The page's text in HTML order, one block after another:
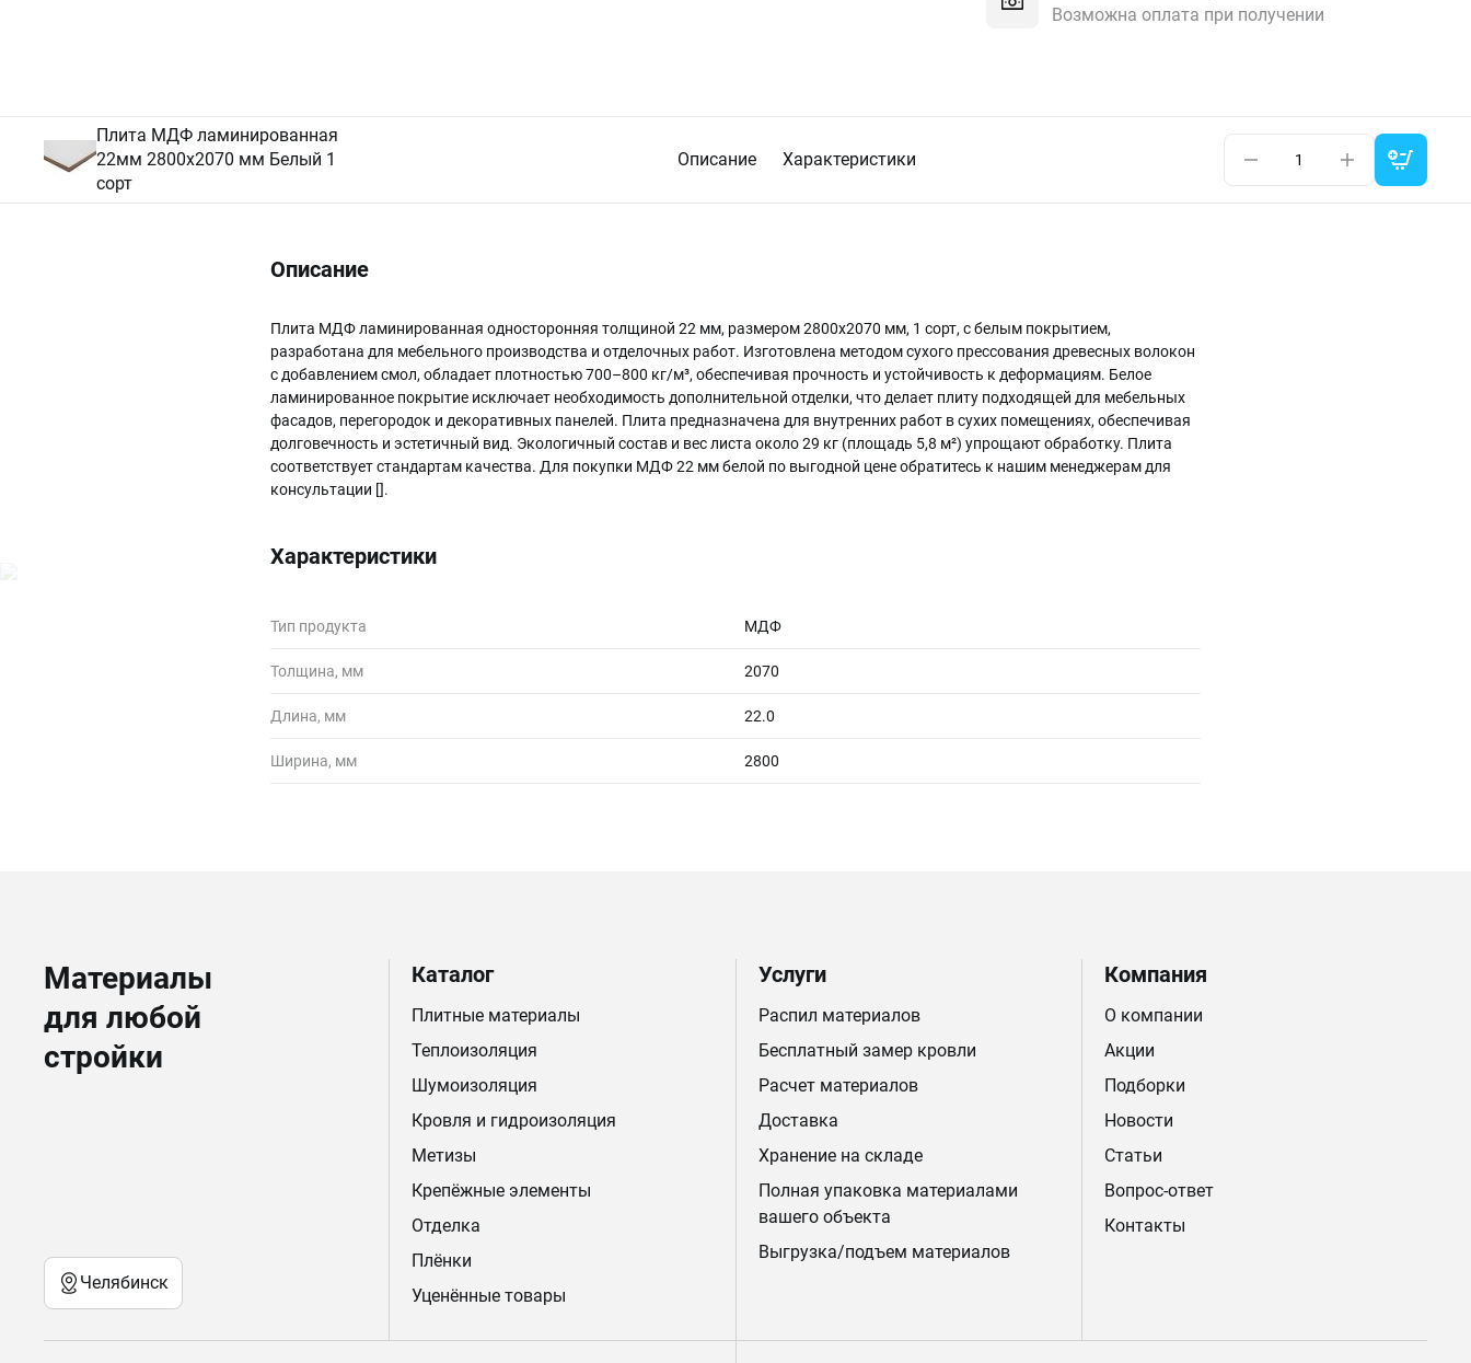
Возможна оплата при получении
Плита МДФ ламинированная
22мм 2800х2070 мм Белый 1
сорт
Описание Характеристики
Описание
Плита МДФ ламинированная односторонняя толщиной 22 мм, размером 2800х2070 мм, 1 сорт, с белым покрытием,
разработана для мебельного производства и отделочных работ. Изготовлена методом сухого прессования древесных волокон
с добавлением смол, обладает плотностью 700–800 кг/м³, обеспечивая прочность и устойчивость к деформациям. Белое
ламинированное покрытие исключает необходимость дополнительной отделки, что делает плиту подходящей для мебельных
фасадов, перегородок и декоративных панелей. Плита предназначена для внутренних работ в сухих помещениях, обеспечивая
долговечность и эстетичный вид. Экологичный состав и вес листа около 29 кг (площадь 5,8 м²) упрощают обработку. Плита
соответствует стандартам качества. Для покупки МДФ 22 мм белой по выгодной цене обратитесь к нашим менеджерам для
консультации [].
Характеристики
Тип продукта МДФ
Толщина, мм 2070
Длина, мм 22.0
Ширина, мм 2800
Материалы
для любой
стройки
Челябинск
Каталог
Плитные материалы
Теплоизоляция
Шумоизоляция
Кровля и гидроизоляция
Метизы
Крепёжные элементы
Отделка
Плёнки
Уценённые товары
Услуги
Распил материалов
Бесплатный замер кровли
Расчет материалов
Доставка
Хранение на складе
Полная упаковка материалами
вашего объекта
Выгрузка/подъем материалов
Компания
О компании
Акции
Подборки
Новости
Статьи
Вопрос-ответ
Контакты